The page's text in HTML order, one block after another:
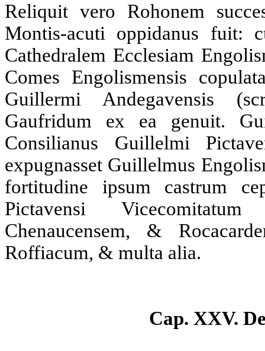
Reliquit vero Rohonem
Montis-acuti oppidanus fuit:
Cathedralem Ecclesiam
Comes Engolismensis
Guillermi Andegavensis
Gaufridum ex ea genuit.
Consilianus Guillelmi
expugnasset Guillelmus
fortitudine ipsum castrum
Pictavensi
Chenaucensem, &
Roffiacum, & multa alia.
Cap. XXV.